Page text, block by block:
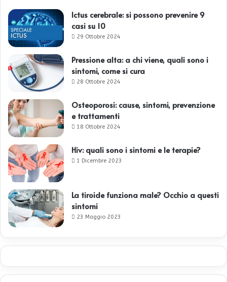
Ictus cerebrale: si possono prevenire 9
casi su 10
29 Ottobre 2024
Pressione alta: a chi viene, quali sono i
sintomi, come si cura
28 Ottobre 2024
Osteoporosi: cause, sintomi, prevenzione
e trattamenti
18 Ottobre 2024
Hiv: quali sono i sintomi e le terapie?
1 Dicembre 2023
La tiroide funziona male? Occhio a questi
sintomi
23 Maggio 2023